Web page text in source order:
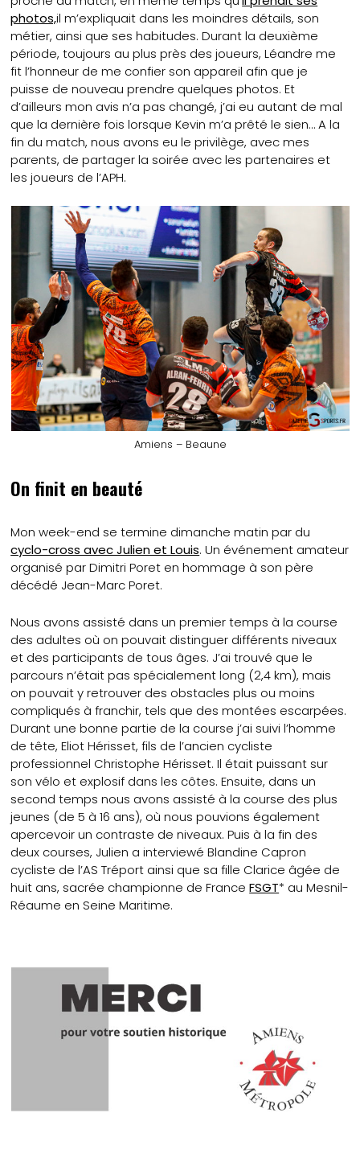
photos,il m’expliquait dans les moindres détails, son
métier, ainsi que ses habitudes. Durant la deuxième
période, toujours au plus près des joueurs, Léandre me
fit l’honneur de me confier son appareil afin que je
puisse de nouveau prendre quelques photos. Et
d’ailleurs mon avis n’a pas changé, j’ai eu autant de mal
que la dernière fois lorsque Kevin m’a prêté le sien… A la
fin du match, nous avons eu le privilège, avec mes
parents, de partager la soirée avec les partenaires et
les joueurs de l’APH.
Amiens – Beaune
On finit en beauté
Mon week-end se termine dimanche matin par du
cyclo-cross avec Julien et Louis. Un événement amateur
organisé par Dimitri Poret en hommage à son père
décédé Jean-Marc Poret.
Nous avons assisté dans un premier temps à la course
des adultes où on pouvait distinguer différents niveaux
et des participants de tous âges. J’ai trouvé que le
parcours n’était pas spécialement long (2,4 km), mais
on pouvait y retrouver des obstacles plus ou moins
compliqués à franchir, tels que des montées escarpées.
Durant une bonne partie de la course j’ai suivi l’homme
de tête, Eliot Hérisset, fils de l’ancien cycliste
professionnel Christophe Hérisset. Il était puissant sur
son vélo et explosif dans les côtes. Ensuite, dans un
second temps nous avons assisté à la course des plus
jeunes (de 5 à 16 ans), où nous pouvions également
apercevoir un contraste de niveaux. Puis à la fin des
deux courses, Julien a interviewé Blandine Capron
cycliste de l’AS Tréport ainsi que sa fille Clarice âgée de
huit ans, sacrée championne de FranceFSGT* au Mesnil-
Réaume en Seine Maritime.